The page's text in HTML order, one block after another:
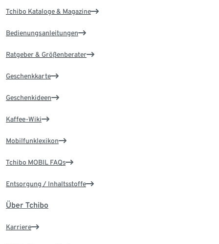
Tchibo Kataloge & Magazine
Bedienungsanleitungen
Ratgeber & Größenberater
Geschenkkarte
Geschenkideen
Kaffee-Wiki
Mobilfunklexikon
Tchibo MOBIL FAQs
Entsorgung / Inhaltsstoffe
Über Tchibo
Karriere